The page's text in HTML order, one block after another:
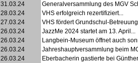
31.03.24
Generalversammlung des MGV
28.03.24
VHS erfolgreich rezertifiziert...
27.03.24
VHS fördert Grundschul-
26.03.24
JazzMe 2024 startet am 13. April...
26.03.24
Langbein-Museum öffnet auch
26.03.24
Jahreshauptversammlung beim
26.03.24
Eberbacherin gastierte bei